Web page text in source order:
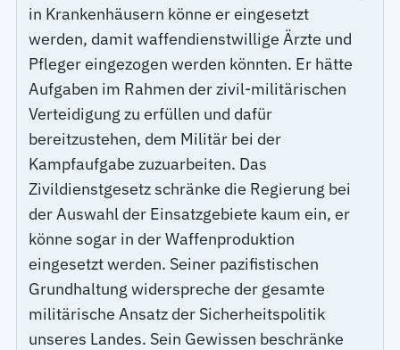
in Krankenhäusern könne er eingesetzt
werden, damit waffendienstwillige Ärzte und
Pfleger eingezogen werden könnten. Er hätte
Aufgaben im Rahmen der zivil-militärischen
Verteidigung zu erfüllen und dafür
bereitzustehen, dem Militär bei der
Kampfaufgabe zuzuarbeiten. Das
Zivildienstgesetz schränke die Regierung bei
der Auswahl der Einsatzgebiete kaum ein, er
könne sogar in der Waffenproduktion
eingesetzt werden. Seiner pazifistischen
Grundhaltung widerspreche der gesamte
militärische Ansatz der Sicherheitspolitik
unseres Landes. Sein Gewissen beschränke